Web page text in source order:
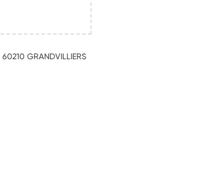
GRANDVILLIERS